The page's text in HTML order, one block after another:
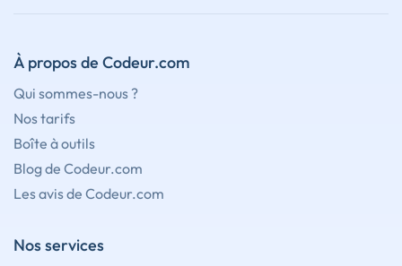
À propos de Codeur.com
Qui sommes-nous ?
Nos tarifs
Boîte à outils
Blog de Codeur.com
Les avis de Codeur.com
Nos services